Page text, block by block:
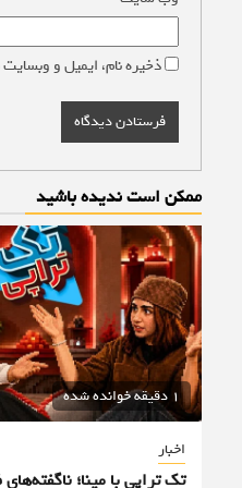
ذخیره نام، ایمیل و
ممکن است ندیده باشید
1 دقیقه خوانده شده
اخبار
تک تراپی با مینا؛